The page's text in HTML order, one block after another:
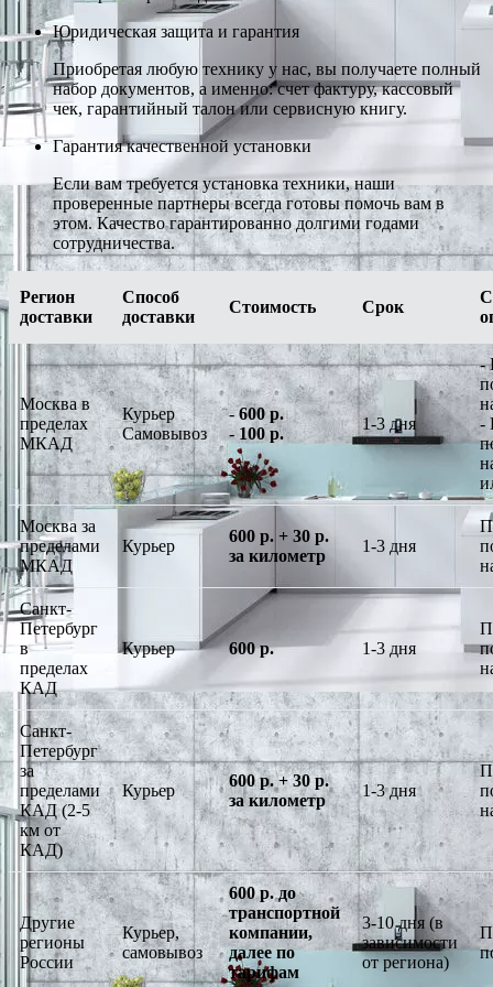
Юридическая защита и гарантия
Приобретая любую технику у нас, вы получаете полный
набор документов, а именно: счет фактуру, кассовый
чек, гарантийный талон или сервисную книгу.
Гарантия качественной установки
Если вам требуется установка техники, наши
проверенные партнеры всегда готовы помочь вам в
этом. Качество гарантированно долгими годами
сотрудничества.
Регион
доставки
Способ
доставки
Стоимость Срок
Москва в
пределах
МКАД
Курьер
Самовывоз
-600 р.
-100 р.
1-3 дня
-
-
Москва за
пределами
МКАД
Курьер
600 р. + 30 р.
за километр
1-3 дня
Санкт-
Петербург
в
пределах
КАД
Курьер 600 р. 1-3 дня
Санкт-
Петербург
за
пределами
КАД (2-5
км от
КАД)
Курьер
600 р. + 30 р.
за километр
1-3 дня
Другие
регионы
России
Курьер,
самовывоз
600 р. до
транспортной
компании,
далее по
тарифам
3-10 дня (в
зависимости
от региона)